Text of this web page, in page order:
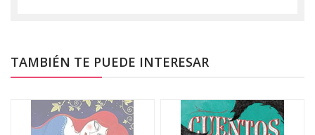
TAMBIÉN TE PUEDE INTERESAR